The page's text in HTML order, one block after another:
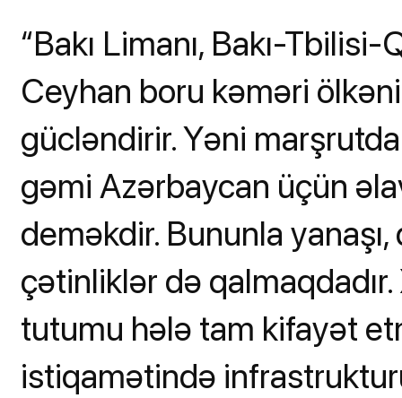
“Bakı Limanı, Bakı-
Ceyhan boru kəməri
gücləndirir. Yəni
gəmi Azərbaycan üçün
deməkdir. Bununla
çətinliklər də
tutumu hələ tam kifayət
istiqamətində